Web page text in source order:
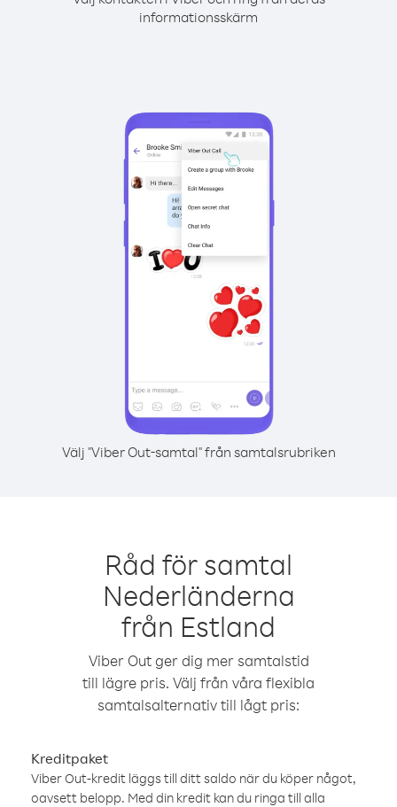
informationsskärm
Välj "Viber Out-samtal" från samtalsrubriken
Råd för samtal
Nederländerna
från Estland
Viber Out ger dig mer samtalstid
till lägre pris. Välj från våra flexibla
samtalsalternativ till lågt pris:
Kreditpaket
Viber Out-kredit läggs till ditt saldo när du köper något,
oavsett belopp. Med din kredit kan du ringa till alla